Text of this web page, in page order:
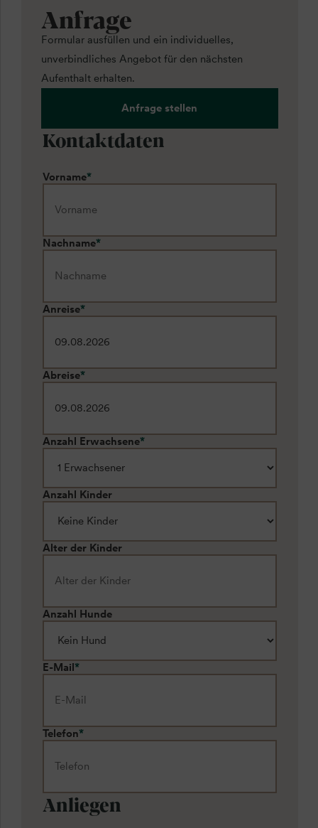
Anfrage
Formular ausfüllen und ein individuelles,
unverbindliches Angebot für den nächsten
Aufenthalt erhalten.
Anfrage stellen
Kontaktdaten
Vorname*
Nachname*
Anreise*
Abreise*
Anzahl Erwachsene*
Anzahl Kinder
Alter der Kinder
Anzahl Hunde
E-Mail*
Telefon*
Anliegen